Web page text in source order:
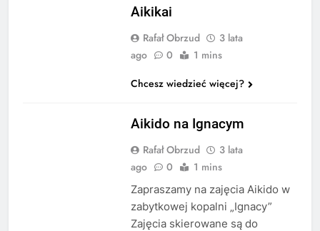
Aikikai
Rafał Obrzud
3 lata
ago
0
1 mins
Chcesz wiedzieć więcej?
Aikido na Ignacym
Rafał Obrzud
3 lata
ago
0 1 mins
Zapraszamy na zajęcia Aikido w
zabytkowej kopalni „Ignacy”
Zajęcia skierowane są do